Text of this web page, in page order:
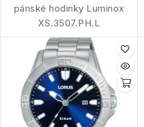
pánské hodinky Luminox
XS.3507.PH.L